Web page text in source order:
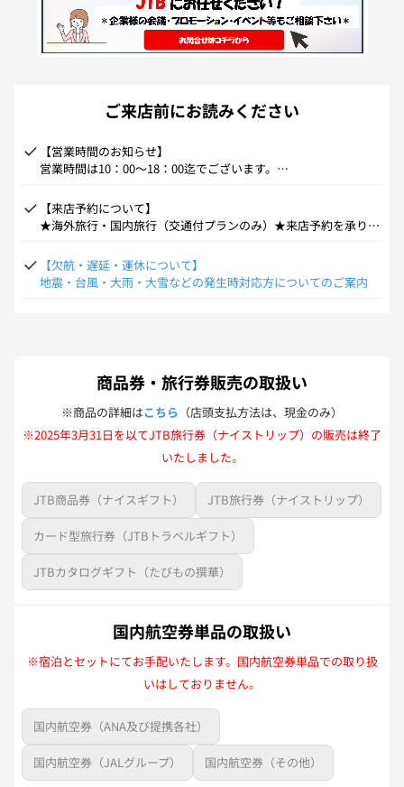
ご来店前にお読みください
【営業時間のお知らせ】
営業時間は10：00～18：00迄でございます。
いますので予めご了承ください。
【来店予約について】
★海外旅行・国内旅行（交通付プランのみ）★来店予約を承りま
国内旅行（宿泊のみ）・JR券・ギフト券・各種チケットの来店予
約は承っておりません。番号札順に受付しております。直接ご来
【欠航・遅延・運休について】
地震・台風・大雨・大雪などの発生時対応方についてのご案内
商品券・旅行券販売の取扱い
※商品の詳細はこちら （店頭支払方法は、現金のみ）
※2025年3月31日を以てJTB旅行券（ナイストリップ）の販売は終了
いたしました。
JTB商品券（ナイスギフト） JTB旅行券（ナイストリップ）
カード型旅行券（JTBトラベルギフト）
JTBカタログギフト（たびもの撰華）
国内航空券単品の取扱い
※宿泊とセットにてお手配いたします。国内航空券単品での取り扱
いはしておりません。
国内航空券（ANA及び提携各社）
国内航空券（JALグループ） 国内航空券（その他）